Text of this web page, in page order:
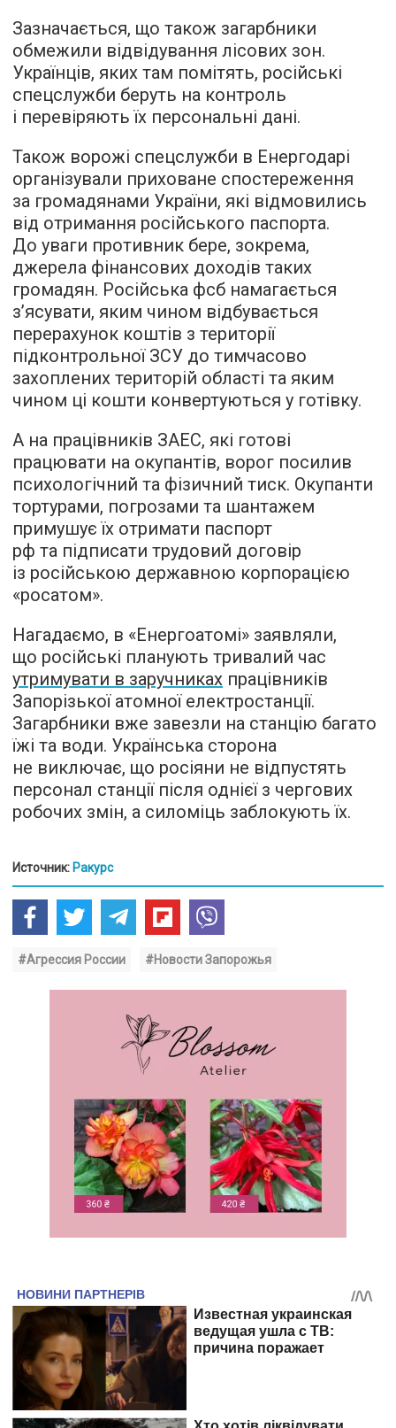
Зазначається, що також загарбники
обмежили відвідування лісових зон.
Українців, яких там помітять, російські
спецслужби беруть на контроль
і перевіряють їх персональні дані.
Також ворожі спецслужби в Енергодарі
організували приховане спостереження
за громадянами України, які відмовились
від отримання російського паспорта.
До уваги противник бере, зокрема,
джерела фінансових доходів таких
громадян. Російська фсб намагається
з’ясувати, яким чином відбувається
перерахунок коштів з території
підконтрольної ЗСУ до тимчасово
захоплених територій області та яким
чином ці кошти конвертуються у готівку.
А на працівників ЗАЕС, які готові
працювати на окупантів, ворог посилив
психологічний та фізичний тиск. Окупанти
тортурами, погрозами та шантажем
примушує їх отримати паспорт
рф та підписати трудовий договір
із російською державною корпорацією
«росатом».
Нагадаємо, в «Енергоатомі» заявляли,
що російські планують тривалий час
утримувати в заручниках працівників
Запорізької атомної електростанції.
Загарбники вже завезли на станцію багато
їжі та води. Українська сторона
не виключає, що росіяни не відпустять
персонал станції після однієї з чергових
робочих змін, а силоміць заблокують їх.
Источник: Ракурс
#Агрессия России #Новости Запорожья